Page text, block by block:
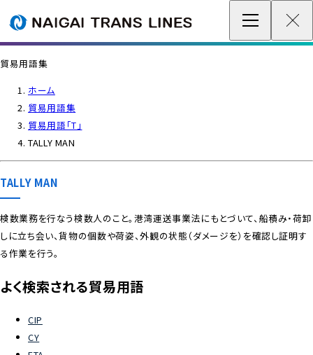
サステナビリティ
企業情報 / グローバルネットワーク
各種情報
貿易用語集
ホーム
貿易用語集
貿易用語「T」
TALLY MAN
TALLY MAN
検数業務を行なう検数人のこと。港湾運送事業法にもとづいて、船積み・荷卸
しに立ち会い、貨物の個数や荷姿、外観の状態（ダメージを）を確認し証明す
る作業を行う。
よく検索される貿易用語
CIP
CY